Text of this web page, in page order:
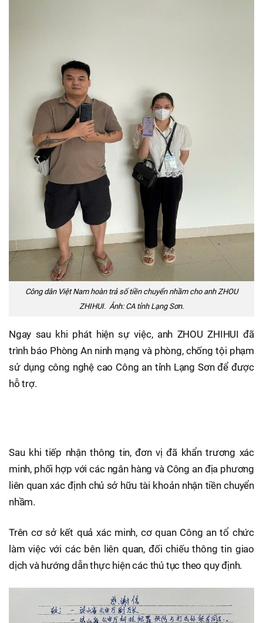
Công dân Việt Nam hoàn trả số tiền chuyển nhầm cho anh ZHOU
ZHIHUI. Ảnh: CA tỉnh Lạng Sơn.
Ngay sau khi phát hiện sự việc, anh ZHOU ZHIHUI đã
trình báo Phòng An ninh mạng và phòng, chống tội phạm
sử dụng công nghệ cao Công an tỉnh Lạng Sơn để được
hỗ trợ.
Sau khi tiếp nhận thông tin, đơn vị đã khẩn trương xác
minh, phối hợp với các ngân hàng và Công an địa phương
liên quan xác định chủ sở hữu tài khoản nhận tiền chuyển
nhầm.
Trên cơ sở kết quả xác minh, cơ quan Công an tổ chức
làm việc với các bên liên quan, đối chiếu thông tin giao
dịch và hướng dẫn thực hiện các thủ tục theo quy định.